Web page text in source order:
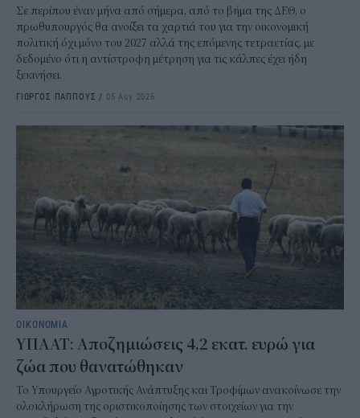
Σε περίπου έναν μήνα από σήμερα, από το βήμα της ΔΕΘ, ο
πρωθυπουργός θα ανοίξει τα χαρτιά του για την οικονομική
πολιτική όχι μόνο του 2027 αλλά της επόμενης τετραετίας, με
δεδομένο ότι η αντίστροφη μέτρηση για τις κάλπες έχει ήδη
ξεκινήσει.
ΓΙΩΡΓΟΣ ΠΑΠΠΟΥΣ / 05 Αυγ 2026
ΟΙΚΟΝΟΜΙΑ
ΥΠΑΑΤ: Αποζημιώσεις 4,2 εκατ. ευρώ για
ζώα που θανατώθηκαν
Το Υπουργείο Αγροτικής Ανάπτυξης και Τροφίμων ανακοίνωσε την
ολοκλήρωση της οριστικοποίησης των στοιχείων για την